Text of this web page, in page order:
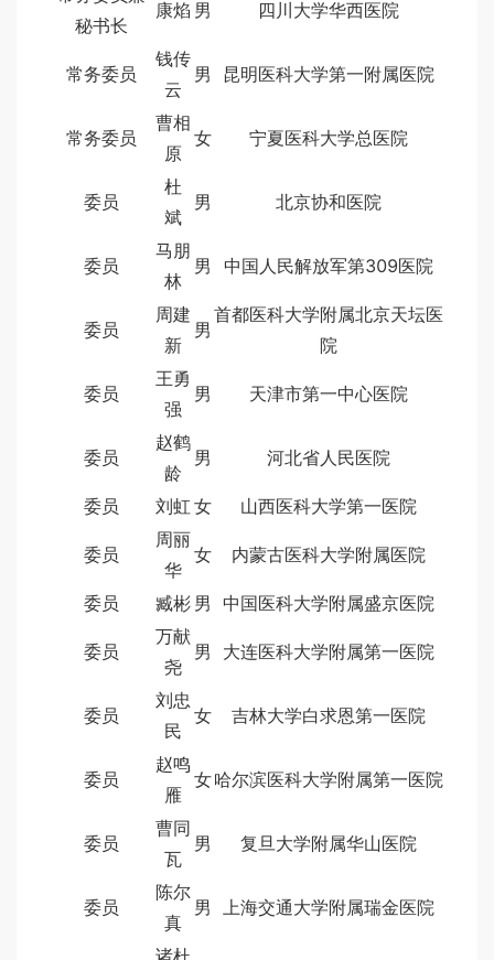
秘书长
康焰 男 四川大学华西医院
常务委员
钱传
云
男 昆明医科大学第一附属医院
常务委员
曹相
原
女 宁夏医科大学总医院
委员
杜
斌
男 北京协和医院
委员
马朋
林
男 中国人民解放军第309医院
委员
周建
新
男
首都医科大学附属北京天坛医
院
委员
王勇
强
男 天津市第一中心医院
委员
赵鹤
龄
男 河北省人民医院
委员 刘虹 女 山西医科大学第一医院
委员
周丽
华
女 内蒙古医科大学附属医院
委员 臧彬 男 中国医科大学附属盛京医院
委员
万献
尧
男 大连医科大学附属第一医院
委员
刘忠
民
女 吉林大学白求恩第一医院
委员
赵鸣
雁
女哈尔滨医科大学附属第一医院
委员
曹同
瓦
男 复旦大学附属华山医院
委员
陈尔
真
男 上海交通大学附属瑞金医院
诸杜